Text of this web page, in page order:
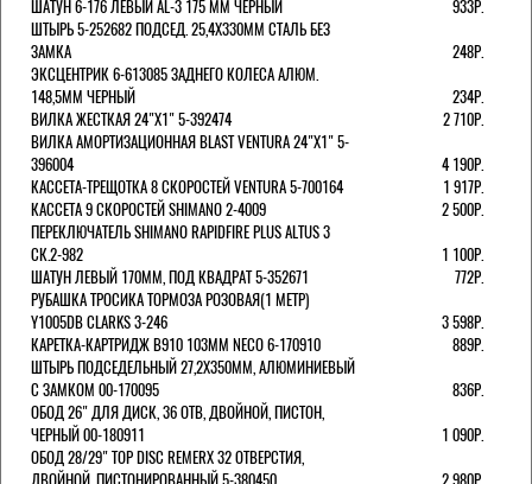
ШАТУН 6-176 ЛЕВЫЙ AL-3 175 ММ ЧЕРНЫЙ
933Р.
ШТЫРЬ 5-252682 ПОДСЕД. 25,4Х330ММ СТАЛЬ БЕЗ
ЗАМКА
248Р.
ЭКСЦЕНТРИК 6-613085 ЗАДНЕГО КОЛЕСА АЛЮМ.
148,5ММ ЧЕРНЫЙ
234Р.
ВИЛКА ЖЕСТКАЯ 24"Х1" 5-392474
2 710Р.
ВИЛКА АМОРТИЗАЦИОННАЯ BLAST VENTURA 24"Х1" 5-
396004
4 190Р.
КАССЕТА-ТРЕЩОТКА 8 СКОРОСТЕЙ VENTURA 5-700164
1 917Р.
КАССЕТА 9 СКОРОСТЕЙ SHIMANO 2-4009
2 500Р.
ПЕРЕКЛЮЧАТЕЛЬ SHIMANO RAPIDFIRE PLUS ALTUS 3
СК.2-982
1 100Р.
ШАТУН ЛЕВЫЙ 170ММ, ПОД КВАДРАТ 5-352671
772Р.
РУБАШКА ТРОСИКА ТОРМОЗА РОЗОВАЯ(1 МЕТР)
Y1005DB CLARKS 3-246
3 598Р.
КАРЕТКА-КАРТРИДЖ B910 103ММ NECO 6-170910
889Р.
ШТЫРЬ ПОДСЕДЕЛЬНЫЙ 27,2Х350ММ, АЛЮМИНИЕВЫЙ
С ЗАМКОМ 00-170095
836Р.
ОБОД 26" ДЛЯ ДИСК, 36 ОТВ, ДВОЙНОЙ, ПИСТОН,
ЧЕРНЫЙ 00-180911
1 090Р.
ОБОД 28/29" TOP DISC REMERX 32 ОТВЕРСТИЯ,
ДВОЙНОЙ, ПИСТОНИРОВАННЫЙ 5-380450
2 980Р.